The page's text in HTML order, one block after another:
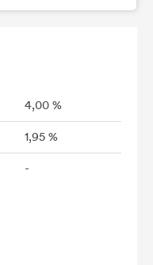
4,00 %
1,95 %
-